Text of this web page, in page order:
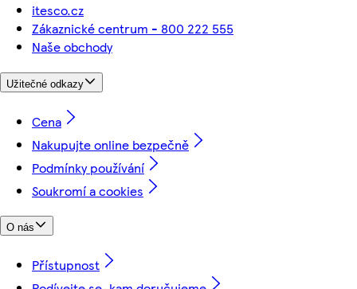
itesco.cz
Zákaznické centrum - 800 222 555
Naše obchody
Užitečné odkazy
Cena
Nakupujte online bezpečně
Podmínky používání
Soukromí a cookies
O nás
Přístupnost